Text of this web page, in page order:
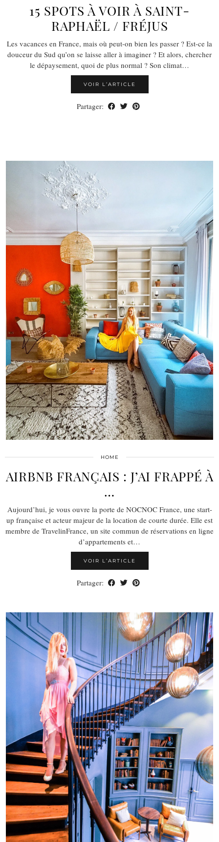
15 SPOTS À VOIR À SAINT-
RAPHAËL / FRÉJUS
Les vacances en France, mais où peut-on bien les passer ? Est-ce la
douceur du Sud qu’on se laisse aller à imaginer ? Et alors, chercher
le dépaysement, quoi de plus normal ? Son climat…
VOIR L’ARTICLE
Partager:
HOME
AIRBNB FRANÇAIS : J’AI FRAPPÉ À
…
Aujourd’hui, je vous ouvre la porte de NOCNOC France, une start-
up française et acteur majeur de la location de courte durée. Elle est
membre de TravelinFrance, un site commun de réservations en ligne
d’appartements et…
VOIR L’ARTICLE
Partager: